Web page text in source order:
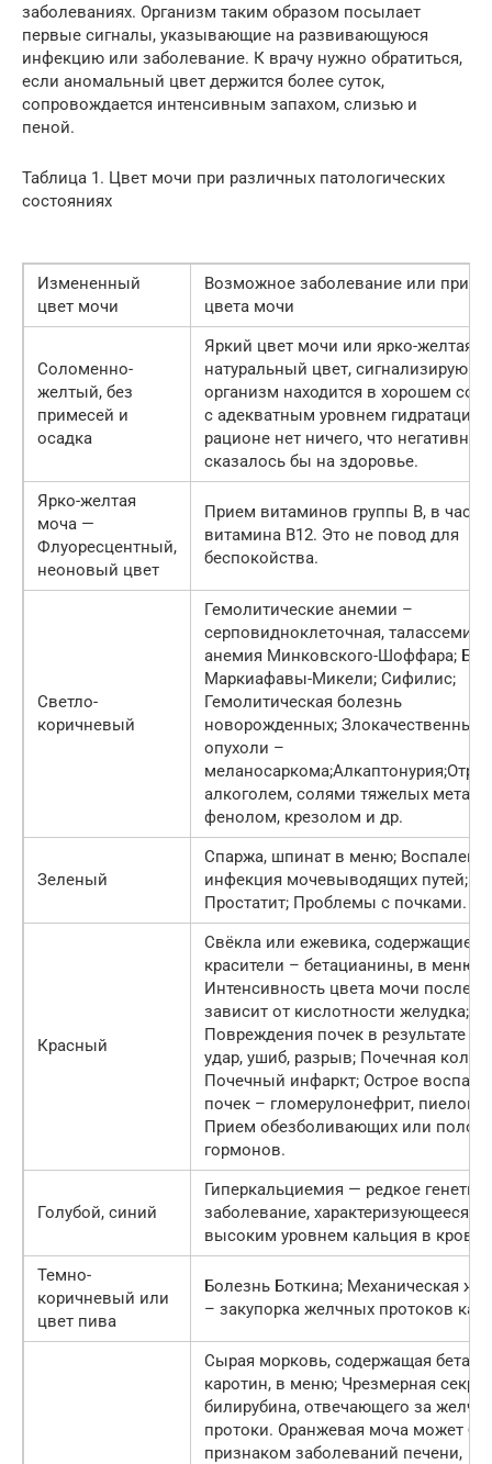
заболеваниях. Организм таким образом посылает
первые сигналы, указывающие на развивающуюся
инфекцию или заболевание. К врачу нужно обратиться,
если аномальный цвет держится более суток,
сопровождается интенсивным запахом, слизью и
пеной.
Таблица 1. Цвет мочи при различных патологических
состояниях
Измененный
цвет мочи
Возможное заболевание или
цвета мочи
Соломенно-
желтый, без
примесей и
осадка
Яркий цвет мочи или ярко-желтая
натуральный цвет,
организм находится в хорошем
с адекватным уровнем гидратации,
рационе нет ничего, что негативно
сказалось бы на здоровье.
Ярко-желтая
моча —
Флуоресцентный,
неоновый цвет
Прием витаминов группы В, в
витамина В12. Это не повод для
беспокойства.
Светло-
коричневый
Гемолитические анемии –
серповидноклеточная, талассемия,
анемия Минковского-Шоффара;
Маркиафавы-Микели; Сифилис;
Гемолитическая болезнь
новорожденных; Злокачественные
опухоли –
алкоголем, солями тяжелых
фенолом, крезолом и др.
Зеленый
Спаржа, шпинат в меню;
инфекция мочевыводящих путей;
Простатит; Проблемы с почками.
Красный
Свёкла или ежевика, содержащие
красители – бетацианины, в меню.
Интенсивность цвета мочи после
зависит от кислотности желудка;
Повреждения почек в результате
удар, ушиб, разрыв; Почечная
Почечный инфаркт; Острое
почек – гломерулонефрит,
Прием обезболивающих или
гормонов.
Голубой, синий
Гиперкальциемия — редкое
заболевание, характеризующееся
высоким уровнем кальция в крови.
Темно-
коричневый или
цвет пива
Болезнь Боткина; Механическая
– закупорка желчных протоков
Сырая морковь, содержащая бета-
каротин, в меню; Чрезмерная
билирубина, отвечающего за
протоки. Оранжевая моча может
признаком заболеваний печени,